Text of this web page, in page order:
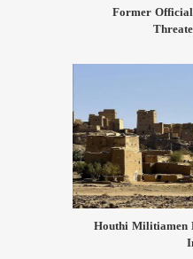
Former
Houthi Militiamen